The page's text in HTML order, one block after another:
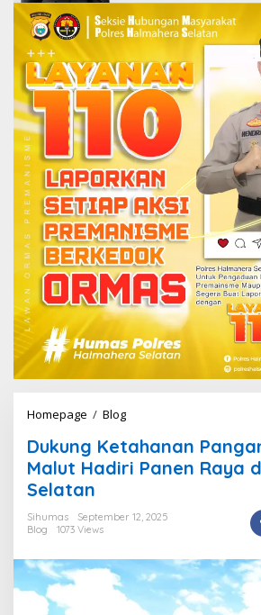
Homepage / Blog
k
u
n
K
a
a
Dukung Ketahanan
Malut Hadiri Panen Raya
Selatan
Sihumas
September 12, 2025
Blog
1073 Views